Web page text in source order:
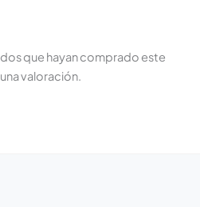
que hayan comprado este
valoración.